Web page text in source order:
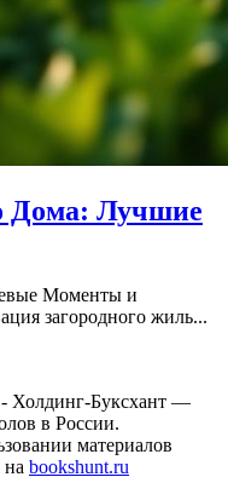
Дома: Лучшие
Моменты и
загородного жиль...
- Холдинг-Буксхант —
в России.
материалов
на bookshunt.ru